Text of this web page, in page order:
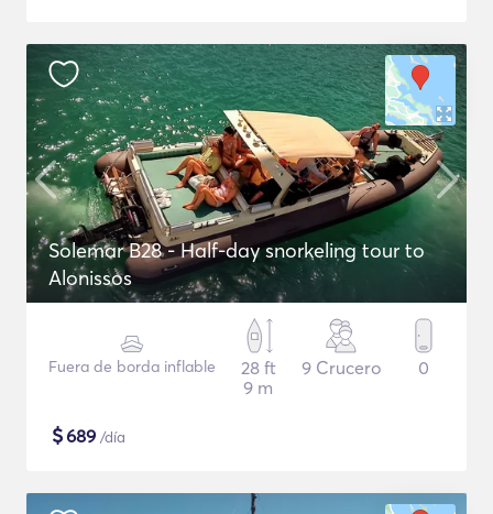
Solemar B28 - Half-day snorkeling tour to
Alonissos
Fuera de borda inflable
28 ft
9 m
9 Crucero 0
$689 /día